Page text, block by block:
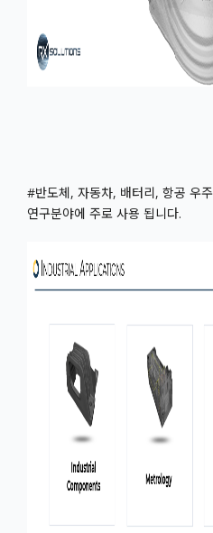
#반도체, 자동차, 배터리, 항공 우
연구분야에 주로 사용 됩니다.